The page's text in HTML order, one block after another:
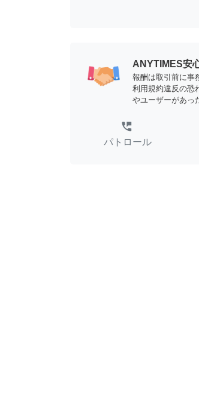
ANYTIMES安
報酬は取引前に事
利用規約違反の恐
やユーザーがあっ
perm_phone_msg
パトロール